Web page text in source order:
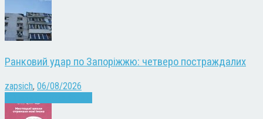
Ранковий удар по Запоріжжю: четверо постраждалих
zapsich, 06/08/2026